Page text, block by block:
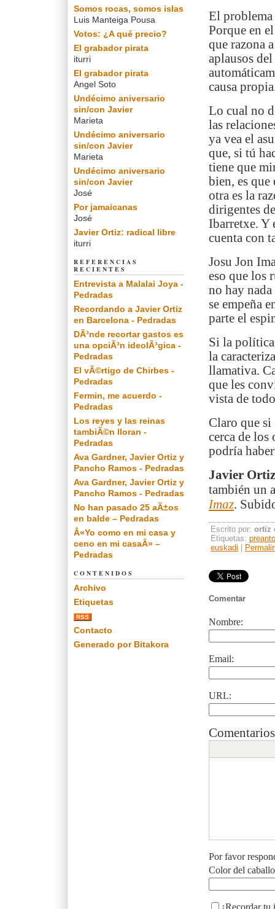
El problema
Porque en
que razona
aplausos
causa
Lo cual no
las
ya vea el
que, si tú
tiene que
bien, es
otra es la
dirigentes
Ibarretxe. Y
cuenta con
Josu Jon
eso que los
no hay
se empeña
parte el
Si la
la
llamativa.
que les
vista de
Claro que si
cerca de los
podría
Javier Ortiz
también un
Imaz.
Escrito por: ortiz
Etiquetas:
euskadi
Comentar
Nombre:
Email:
URL:
Por favor
Color del
¿Recordar tu
Somos rocas, somos islas
Luis Manteiga Pousa
Votos: ¿A qué precio?
El grabador pirata
iturri
El grabador pirata
Angel Soto
Undécimo aniversario
sin/con Javier
Marieta
Undécimo aniversario
sin/con Javier
Marieta
Undécimo aniversario
sin/con Javier
José
Por jamaicanas
José
Javier Ortiz: radical libre
iturri
REFERENCIAS
RECIENTES
Entrevista a Malalai Joya -
Pedradas
Recordando a Javier Ortiz
en Barcelona - Pedradas
DÃ³nde recortar gastos es
una opciÃ³n ideolÃ³gica -
Pedradas
El vÃ©rtigo de Chirbes -
Pedradas
Fermin, me acuerdo -
Pedradas
Los reyes y las reinas
tambiÃ©n lloran -
Pedradas
Ava Gardner, Javier Ortiz y
Pancho Ramos - Pedradas
Ava Gardner, Javier Ortiz y
Pancho Ramos - Pedradas
No han pasado 25 aÃ±os
en balde – Pedradas
Â«Yo como en mi casa y
ceno en mi casaÂ» –
Pedradas
CONTENIDOS
Archivo
Etiquetas
RSS
Contacto
Generado por Bitakora